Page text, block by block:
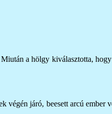
a hölgy kiválasztotta,
végén járó, beesett arcú ember